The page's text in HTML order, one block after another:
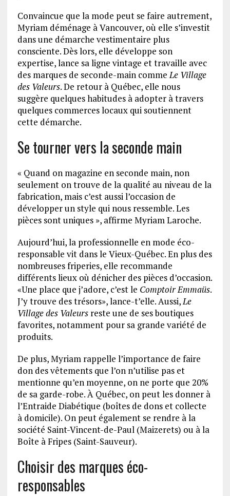
Convaincue que la mode peut se faire autrement,
Myriam déménage à Vancouver, où elle s’investit
dans une démarche vestimentaire plus
consciente. Dès lors, elle développe son
expertise, lance sa ligne vintage et travaille avec
des marques de seconde-main commeLe Village
des Valeurs. De retour à Québec, elle nous
suggère quelques habitudes à adopter à travers
quelques commerces locaux qui soutiennent
cette démarche.
Se tourner vers la seconde main
« Quand on magazine en seconde main, non
seulement on trouve de la qualité au niveau de la
fabrication, mais c’est aussi l’occasion de
développer un style qui nous ressemble. Les
pièces sont uniques », affirme Myriam Laroche.
Aujourd’hui, la professionnelle en mode éco-
responsable vit dans le Vieux-Québec. En plus des
nombreuses friperies, elle recommande
différents lieux où dénicher des pièces d’occasion.
«Une place que j’adore, c’est le Comptoir Emmaüs.
J’y trouve des trésors», lance-t’elle. Aussi,Le
Village des Valeursreste une de ses boutiques
favorites, notamment pour sa grande variété de
produits.
De plus, Myriam rappelle l’importance de faire
don des vêtements que l’on n’utilise pas et
mentionne qu’en moyenne, on ne porte que 20%
de sa garde-robe. À Québec, on peut les donner à
l’Entraide Diabétique (boîtes de dons et collecte
à domicile). On peut également se rendre à la
société Saint-Vincent-de-Paul (Maizerets) ou à la
Boîte à Fripes (Saint-Sauveur).
Choisir des marques éco-
responsables